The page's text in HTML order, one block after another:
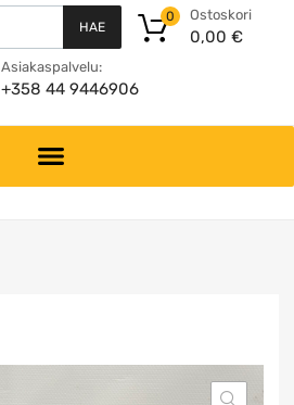
HAE
Ostoskori
0,00 €
0
Asiakaspalvelu:
+358 44 9446906